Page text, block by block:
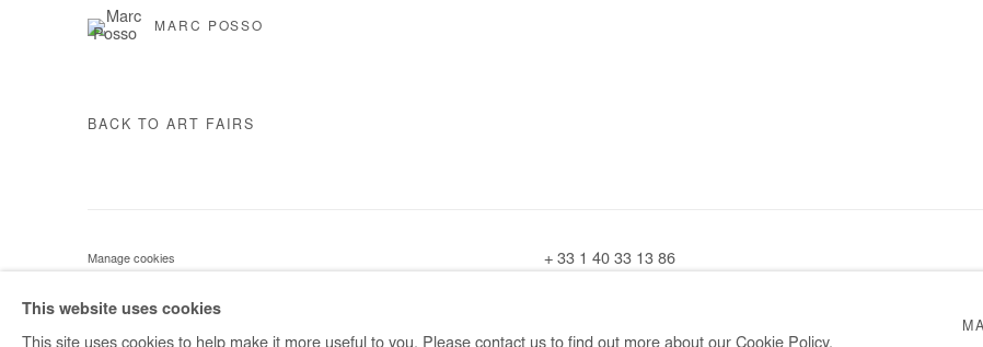
MARC POSSO
BACK TO ART FAIRS
Manage cookies + 33 1 40 33 13 86
This website uses cookies